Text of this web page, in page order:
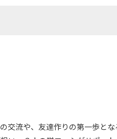
流や、友達作りの第一歩とな